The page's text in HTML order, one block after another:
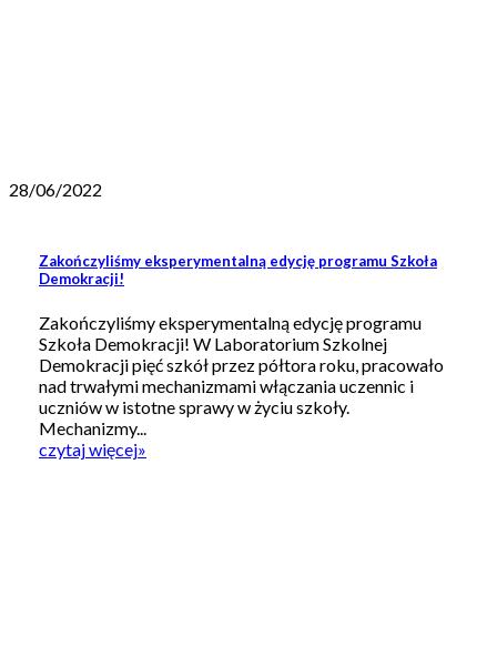
28/06/2022
Zakończyliśmy eksperymentalną edycję programu Szkoła
Demokracji!
Zakończyliśmy eksperymentalną edycję programu
Szkoła Demokracji! W Laboratorium Szkolnej
Demokracji pięć szkół przez półtora roku, pracowało
nad trwałymi mechanizmami włączania uczennic i
uczniów w istotne sprawy w życiu szkoły.
Mechanizmy...
czytaj więcej»